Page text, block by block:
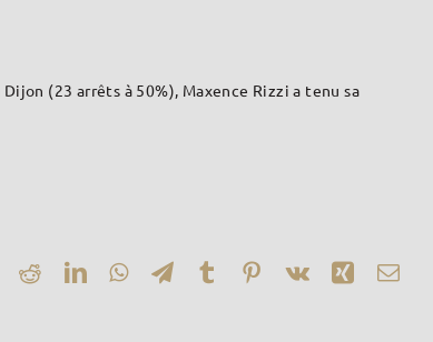
(23 arrêts à 50%), Maxence Rizzi a tenu sa
RedditLinkedInWhatsAppTelegram
TumblrPinterest
Vk Xing